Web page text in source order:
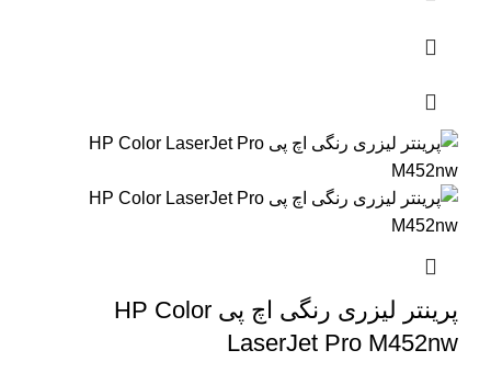
پرینتر لیزری رنگی اچ پی HP Color
LaserJet Pro M452nw